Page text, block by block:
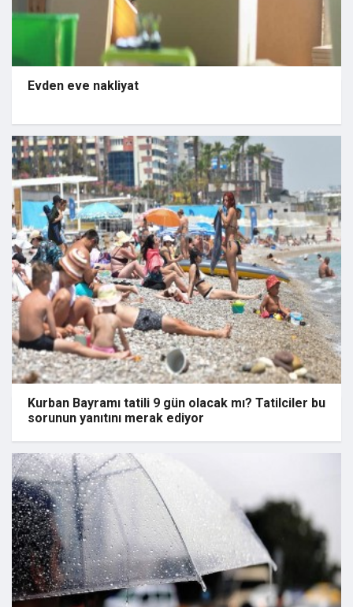
Evden eve nakliyat
Kurban Bayramı tatili 9 gün olacak mı? Tatilciler bu
sorunun yanıtını merak ediyor